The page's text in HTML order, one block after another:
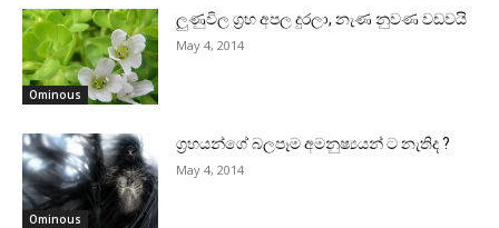
Ominous
ලුණුවිල ග්‍රහ අපල දුරලා, නැණ නුවණ වඩවයි
May 4, 2014
Ominous
ග්‍රහයන්ගේ බලපෑම අමනුෂ්‍යයන් ට නැතිද ?
May 4, 2014